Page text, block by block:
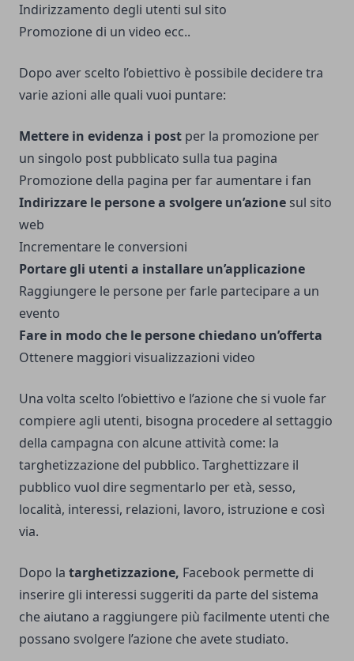
Indirizzamento degli utenti sul sito
Promozione di un video ecc..
Dopo aver scelto l’obiettivo è possibile decidere tra
varie azioni alle quali vuoi puntare:
Mettere in evidenza i post per la promozione per
un singolo post pubblicato sulla tua pagina
Promozione della pagina per far aumentare i fan
Indirizzare le persone a svolgere un’azione sul sito
web
Incrementare le conversioni
Portare gli utenti a installare un’applicazione
Raggiungere le persone per farle partecipare a un
evento
Fare in modo che le persone chiedano un’offerta
Ottenere maggiori visualizzazioni video
Una volta scelto l’obiettivo e l’azione che si vuole far
compiere agli utenti, bisogna procedere al settaggio
della campagna con alcune attività come: la
targhetizzazione del pubblico. Targhettizzare il
pubblico vuol dire segmentarlo per età, sesso,
località, interessi, relazioni, lavoro, istruzione e così
via.
Dopo la targhetizzazione, Facebook permette di
inserire gli interessi suggeriti da parte del sistema
che aiutano a raggiungere più facilmente utenti che
possano svolgere l’azione che avete studiato.